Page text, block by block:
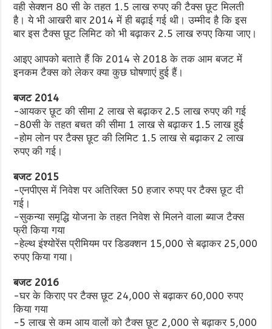
वही सेक्शन 80 सी के तहत 1.5 लाख रुपए की टैक्स छूट मिलती
है। ये भी आखरी बार 2014 में ही बढ़ाई गई थी। उम्मीद है कि इस
बार इस टैक्स छूट लिमिट को भी बढ़ाकर 2.5 लाख रुपए किया जाए।
आइए आपको बताते हैं कि 2014 से 2018 के तक आम बजट में
इनकम टैक्स को लेकर क्या कुछ घोषणाएं हुई हैं।
बजट 2014
-आयकर छूट की सीमा 2 लाख से बढ़ाकर 2.5 लाख रुपए की गई
-80सी के तहत बचत की सीमा 1 लाख से बढ़ाकर 1.5 लाख हुई
-होम लोन पर टैक्स छूट की लिमिट 1.5 लाख से बढ़ाकर 2 लाख
रुपए की गई।
बजट 2015
-एनपीएस में निवेश पर अतिरिक्त 50 हजार रुपए पर टैक्स छूट दी
गई।
-सुकन्या समृद्धि योजना के तहत निवेश से मिलने वाला ब्याज टैक्स
फ्री किया गया
-हेल्थ इंश्योरेंस प्रीमियम पर डिडक्शन 15,000 से बढ़ाकर 25,000
रुपए किया गया।
बजट 2016
-घर के किराए पर टैक्स छूट 24,000 से बढ़ाकर 60,000 रुपए
किया गया
-5 लाख से कम आय वालों को टैक्स छूट 2,000 से बढ़ाकर 5,000